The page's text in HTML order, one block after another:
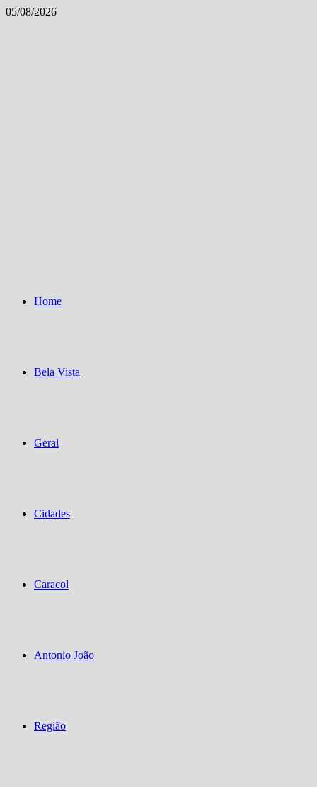
Skip
05/08/2026
Home
Bela Vista
Geral
Cidades
Caracol
Antonio João
Região